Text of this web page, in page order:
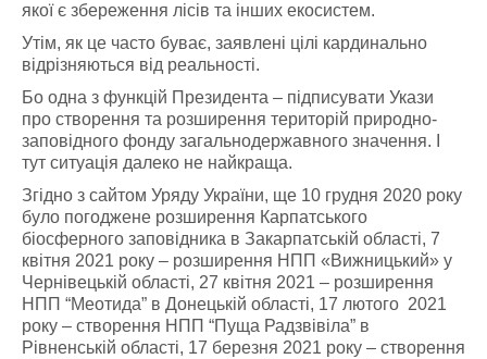
якої є збереження лісів та інших екосистем.
Утім, як це часто буває, заявлені цілі кардинально
відрізняються від реальності.
Бо одна з функцій Президента – підписувати Укази
про створення та розширення територій природно-
заповідного фонду загальнодержавного значення. І
тут ситуація далеко не найкраща.
Згідно з сайтом Уряду України, ще 10 грудня 2020 року
було погоджене розширення Карпатського
біосферного заповідника в Закарпатській області, 7
квітня 2021 року – розширення НПП «Вижницький» у
Чернівецькій області, 27 квітня 2021 – розширення
НПП “Меотида” в Донецькій області, 17 лютого 2021
року – створення НПП “Пуща Радзвівіла” в
Рівненській області, 17 березня 2021 року – створення